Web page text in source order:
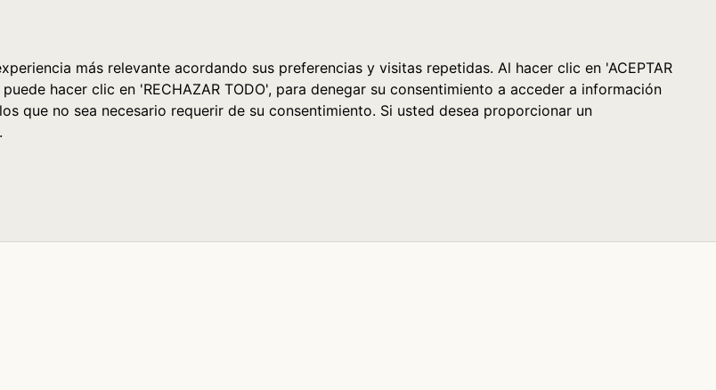
más relevante acordando sus preferencias y visitas repetidas. Al hacer clic en 'ACEPTAR
hacer clic en 'RECHAZAR TODO', para denegar su consentimiento a acceder a información
que no sea necesario requerir de su consentimiento. Si usted desea proporcionar un